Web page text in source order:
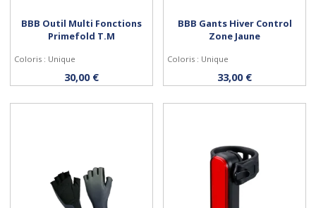
Acheter
BBB Outil Multi Fonctions
Primefold T.M
Coloris : Unique
30,00 € Personnaliser
BBB Gants Hiver Control
Zone Jaune
Coloris : Unique
33,00 €